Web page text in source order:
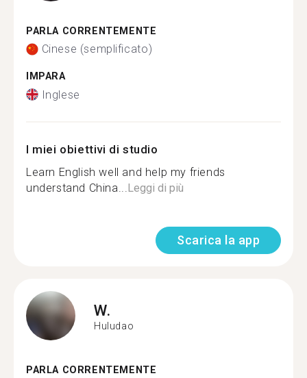
PARLA CORRENTEMENTE
Cinese (semplificato)
IMPARA
Inglese
I miei obiettivi di studio
Learn English well and help my friends
understand China... Leggi di più
Scarica la app
W.
Huludao
PARLA CORRENTEMENTE